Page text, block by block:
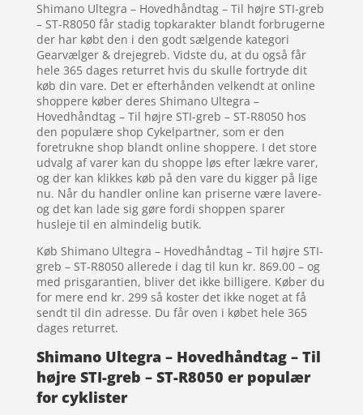
Shimano Ultegra – Hovedhåndtag – Til højre STI-greb
– ST-R8050 får stadig topkarakter blandt forbrugerne
der har købt den i den godt sælgende kategori
Gearvælger & drejegreb. Vidste du, at du også får
hele 365 dages returret hvis du skulle fortryde dit
køb din vare. Det er efterhånden velkendt at online
shoppere køber deres Shimano Ultegra –
Hovedhåndtag – Til højre STI-greb – ST-R8050 hos
den populære shop Cykelpartner, som er den
foretrukne shop blandt online shoppere. I det store
udvalg af varer kan du shoppe løs efter lækre varer,
og der kan klikkes køb på den vare du kigger på lige
nu. Når du handler online kan priserne være lavere-
og det kan lade sig gøre fordi shoppen sparer
husleje til en almindelig butik.
Køb Shimano Ultegra – Hovedhåndtag – Til højre STI-
greb – ST-R8050 allerede i dag til kun kr. 869.00 – og
med prisgarantien, bliver det ikke billigere. Køber du
for mere end kr. 299 så koster det ikke noget at få
sendt til din adresse. Du får oven i købet hele 365
dages returret.
Shimano Ultegra – Hovedhåndtag – Til
højre STI-greb – ST-R8050 er populær
for cyklister